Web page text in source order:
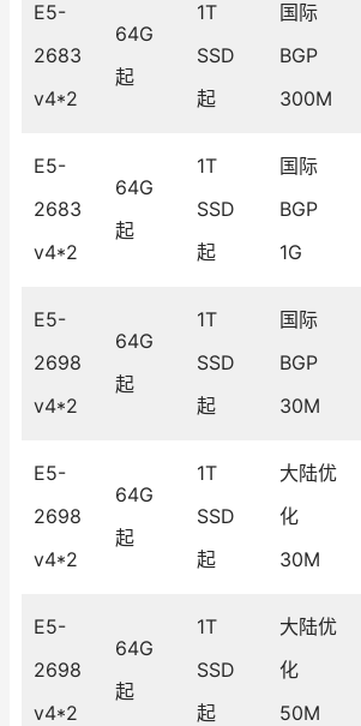
E5-
2683
v4*2
64G
起
1T
SSD
起
国际
BGP
300M
E5-
2683
v4*2
64G
起
1T
SSD
起
国际
BGP
1G
E5-
2698
v4*2
64G
起
1T
SSD
起
国际
BGP
30M
E5-
2698
v4*2
64G
起
1T
SSD
起
大陆优
化
30M
E5-
2698
v4*2
64G
起
1T
SSD
起
大陆优
化
50M